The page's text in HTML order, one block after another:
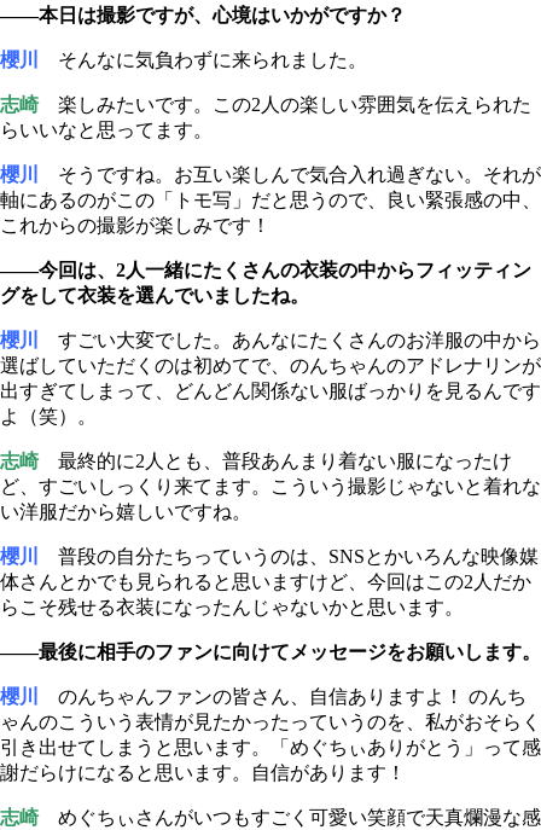
――本日は撮影ですが、心境はいかがですか？
櫻川 そんなに気負わずに来られました。
志崎楽しみたいです。この2人の楽しい雰囲気を伝えられた
らいいなと思ってます。
櫻川
そうですね。お互い楽しんで気合入れ過ぎない。それが
軸にあるのがこの「トモ写」だと思うので、良い緊張感の中、
これからの撮影が楽しみです！
――今回は、2人一緒にたくさんの衣装の中からフィッティン
グをして衣装を選んでいましたね。
櫻川
すごい大変でした。あんなにたくさんのお洋服の中から
選ばしていただくのは初めてで、のんちゃんのアドレナリンが
出すぎてしまって、どんどん関係ない服ばっかりを見るんです
よ（笑）。
志崎最終的に2人とも、普段あんまり着ない服になったけ
ど、すごいしっくり来てます。こういう撮影じゃないと着れな
い洋服だから嬉しいですね。
櫻川
普段の自分たちっていうのは、SNSとかいろんな映像媒
体さんとかでも見られると思いますけど、今回はこの2人だか
らこそ残せる衣装になったんじゃないかと思います。
――最後に相手のファンに向けてメッセージをお願いします。
櫻川
のんちゃんファンの皆さん、自信ありますよ！ のんち
ゃんのこういう表情が見たかったっていうのを、私がおそらく
引き出せてしまうと思います。「めぐちぃありがとう」って感
謝だらけになると思います。自信があります！
志崎めぐちぃさんがいつもすごく可愛い笑顔で天真爛漫な感